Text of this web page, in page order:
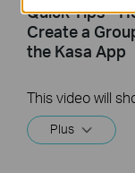
Quick Tips -
Create a
the Kasa App
Plus